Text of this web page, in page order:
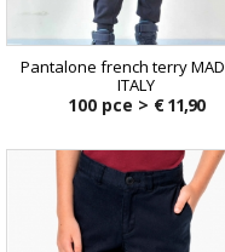
Pantalone french terry
ITALY
100 pce > € 11,90